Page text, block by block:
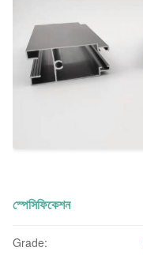
স্পেসিফিকেশন
Grade: